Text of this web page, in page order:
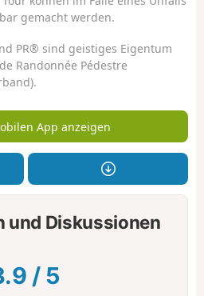
gemacht werden.
PR® sind geistiges Eigentum
Randonnée Pédestre
App anzeigen
und Diskussionen
/ 5